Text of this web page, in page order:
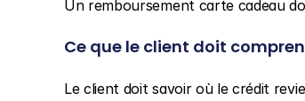
Un remboursement carte cadeau
Ce que le client doit
Le client doit savoir où le crédit